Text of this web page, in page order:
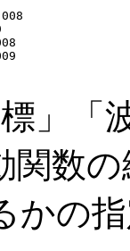
」「
関数
かの